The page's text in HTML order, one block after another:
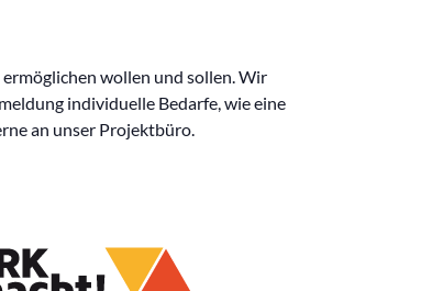
wollen und sollen. Wir
individuelle Bedarfe, wie eine
an unser Projektbüro.